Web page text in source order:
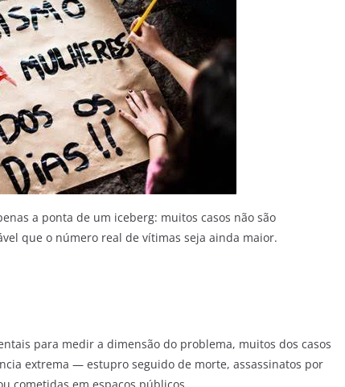
a ponta de um iceberg: muitos casos não são
que o número real de vítimas seja ainda maior.
para medir a dimensão do problema, muitos dos casos
extrema — estupro seguido de morte, assassinatos por